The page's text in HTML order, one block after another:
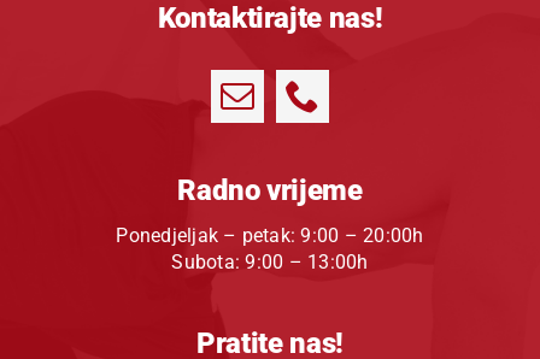
Kontaktirajte nas!
Radno vrijeme
Ponedjeljak – petak: 9:00 – 20:00h
Subota: 9:00 – 13:00h
Pratite nas!